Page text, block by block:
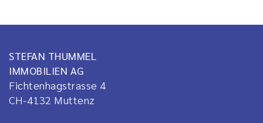
STEFAN THUMMEL
IMMOBILIEN AG
Fichtenhagstrasse 4
CH-4132 Muttenz